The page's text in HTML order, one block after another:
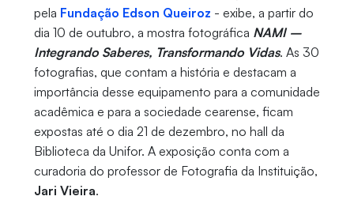
pela Fundação Edson Queiroz - exibe, a partir do
dia 10 de outubro, a mostra fotográfica NAMI –
Integrando Saberes, Transformando Vidas. As 30
fotografias, que contam a história e destacam a
importância desse equipamento para a comunidade
acadêmica e para a sociedade cearense, ficam
expostas até o dia 21 de dezembro, no hall da
Biblioteca da Unifor. A exposição conta com a
curadoria do professor de Fotografia da Instituição,
Jari Vieira.